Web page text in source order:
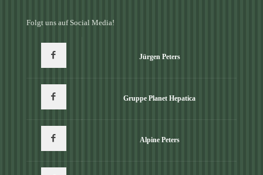
Folgt uns auf Social Media!
Jürgen Peters
Gruppe Planet Hepatica
Alpine Peters